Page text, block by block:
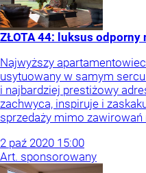
ZŁOTA 44: luksus odporny
Najwyższy
usytuowany w samym
i najbardziej prestiżowy
zachwyca, inspiruje i
sprzedaży mimo zawirowań
2 paź 2020 15:00
Art. sponsorowany